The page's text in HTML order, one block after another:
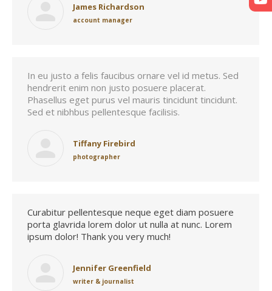
James Richardson
account manager
In eu justo a felis faucibus ornare vel id metus. Sed
hendrerit enim non justo posuere placerat.
Phasellus eget purus vel mauris tincidunt tincidunt.
Sed et nibhbus pellentesque facilisis.
Tiffany Firebird
photographer
Curabitur pellentesque neque eget diam posuere
porta glavrida lorem dolor ut nulla at nunc. Lorem
ipsum dolor! Thank you very much!
Jennifer Greenfield
writer & journalist